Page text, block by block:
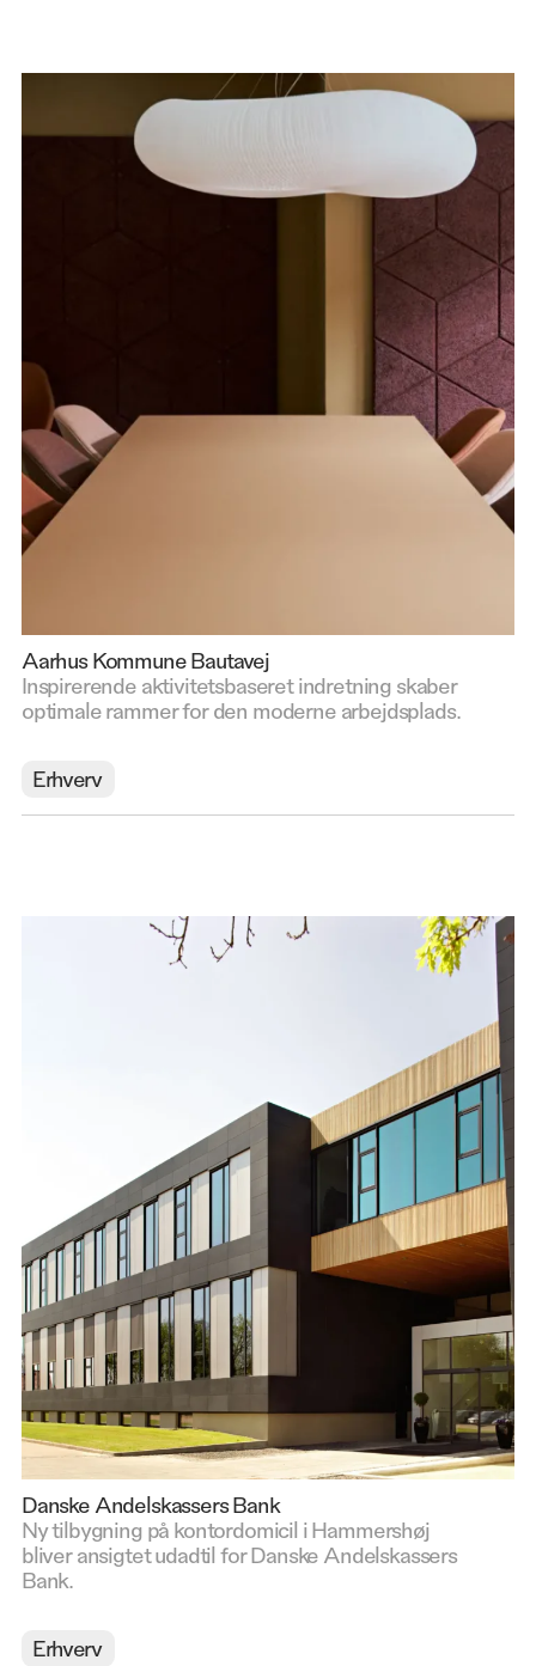
Aarhus Kommune Bautavej
Inspirerende aktivitetsbaseret indretning skaber
optimale rammer for den moderne arbejdsplads.
Erhverv
Danske Andelskassers Bank
Ny tilbygning på kontordomicil i Hammershøj
bliver ansigtet udadtil for Danske Andelskassers
Bank.
Erhverv